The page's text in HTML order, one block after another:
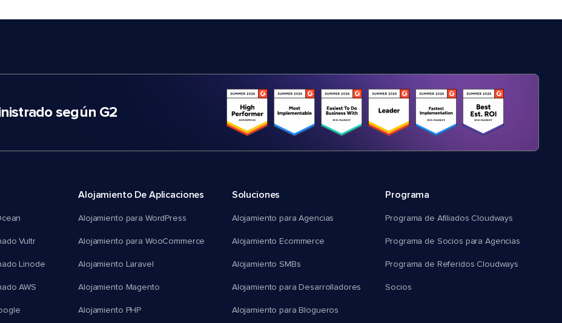
según G2
Vultr
Linode
AWS
Alojamiento De Aplicaciones
Alojamiento para WordPress
Alojamiento para WooCommerce
Alojamiento Laravel
Alojamiento Magento
Alojamiento PHP
Soluciones
Alojamiento para Agencias
Alojamiento Ecommerce
Alojamiento SMBs
Alojamiento para Desarrolladores
Alojamiento para Blogueros
Programa
Programa de Afiliados Cloudways
Programa de Socios para Agencias
Programa de Referidos Cloudways
Socios